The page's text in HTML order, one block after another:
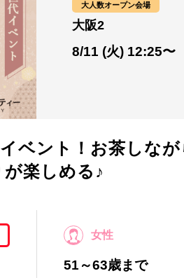
8/11 (火) 12:25〜
大人数オープン会場
大阪2
ベント！お茶しな
が楽しめる♪
女性
51～63歳まで